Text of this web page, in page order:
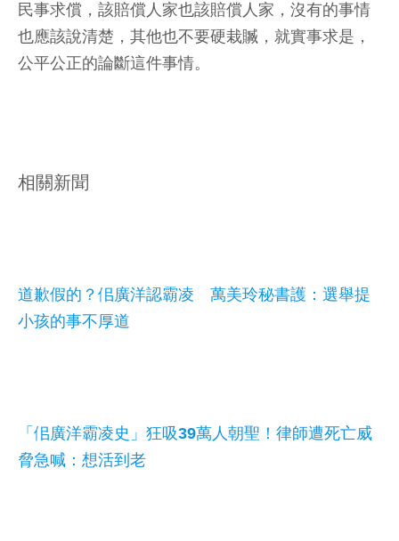
民事求償，該賠償人家也該賠償人家，沒有的事情
也應該說清楚，其他也不要硬栽贓，就實事求是，
公平公正的論斷這件事情。
相關新聞
道歉假的？佀廣洋認霸凌 萬美玲秘書護：選舉提
小孩的事不厚道
「佀廣洋霸凌史」狂吸39萬人朝聖！律師遭死亡威
脅急喊：想活到老